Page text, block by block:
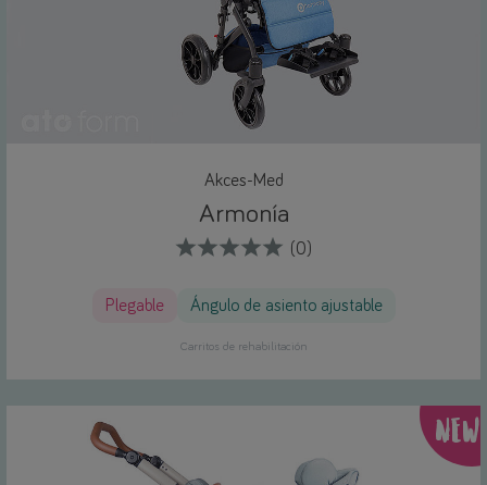
Akces-Med
Armonía
(0)
Plegable Ángulo de asiento ajustable
Carritos de rehabilitación
NEW